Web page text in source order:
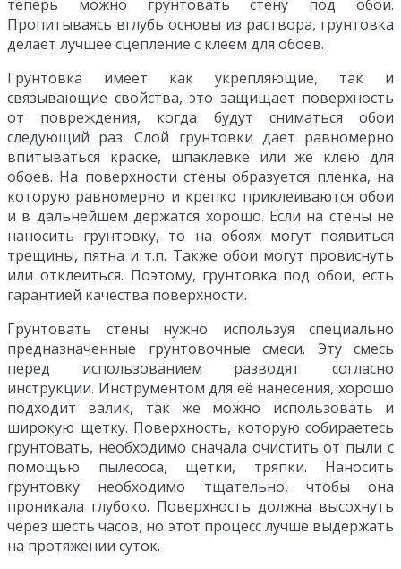
теперь можно грунтовать стену под обои.
Пропитываясь вглубь основы из раствора, грунтовка
делает лучшее сцепление с клеем для обоев.
Грунтовка имеет как укрепляющие, так и
связывающие свойства, это защищает поверхность
от повреждения, когда будут сниматься обои
следующий раз. Слой грунтовки дает равномерно
впитываться краске, шпаклевке или же клею для
обоев. На поверхности стены образуется пленка, на
которую равномерно и крепко приклеиваются обои
и в дальнейшем держатся хорошо. Если на стены не
наносить грунтовку, то на обоях могут появиться
трещины, пятна и т.п. Также обои могут провиснуть
или отклеиться. Поэтому, грунтовка под обои, есть
гарантией качества поверхности.
Грунтовать стены нужно используя специально
предназначенные грунтовочные смеси. Эту смесь
перед использованием разводят согласно
инструкции. Инструментом для её нанесения, хорошо
подходит валик, так же можно использовать и
широкую щетку. Поверхность, которую собираетесь
грунтовать, необходимо сначала очистить от пыли с
помощью пылесоса, щетки, тряпки. Наносить
грунтовку необходимо тщательно, чтобы она
проникала глубоко. Поверхность должна высохнуть
через шесть часов, но этот процесс лучше выдержать
на протяжении суток.